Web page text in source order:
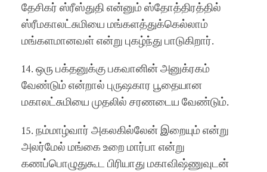
தேசிகர் ஸ்ரீஸ்துதி என்னும் ஸ்தோத்திரத்தில்
ஸ்ரீமகாலட்சுமியை மங்களத்துக்கெல்லாம்
மங்களமானவள் என்று புகழ்ந்து பாடுகிறார்.
14. ஒரு பக்தனுக்கு பகவானின் அனுக்ரகம்
வேண்டும் என்றால் புருஷகார பூதையான
மகாலட்சுமியை முதலில் சரணடைய வேண்டும்.
15. நம்மாழ்வார் அகலகில்லேன் இறையும் என்று
அலர்மேல் மங்கை உறை மார்பா என்று
கணப்பொழுதுகூட பிரியாது மகாவிஷ்ணுவுடன்